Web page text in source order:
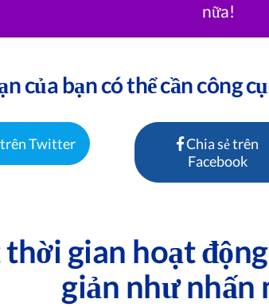
nữa!
của bạn có thể cần công
trên Twitter
Chia sẻ trên
Facebook
gian hoạt
giản như nhấn